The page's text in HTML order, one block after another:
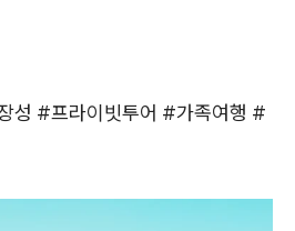
성 #프라이빗투어 #가족여행 #